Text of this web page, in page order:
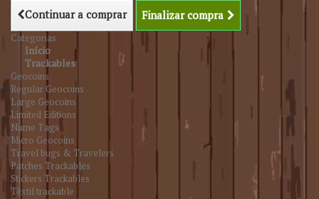
Continuar a comprar Finalizar compra
Categorias
Início
Trackables
Geocoins
Regular Geocoins
Large Geocoins
Limited Editions
Name Tags
Micro Geocoins
Travel bugs & Travelers
Patches Trackables
Stickers Trackables
Têxtil trackable